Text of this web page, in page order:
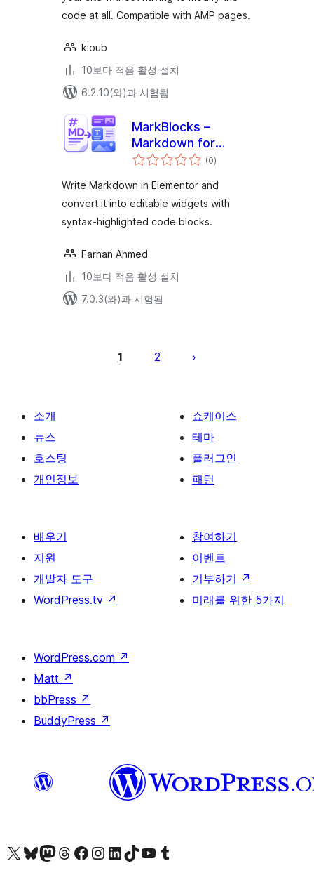
code at all. Compatible with AMP pages.
kioub
10보다 적음 활성 설치
6.2.10(와)과 시험됨
MarkBlocks –
Markdown for
Elementor
(0전
체
점
)
Write Markdown in Elementor and
convert it into editable widgets with
syntax-highlighted code blocks.
Farhan Ahmed
10보다 적음 활성 설치
7.0.3(와)과 시험됨
1 2
소개
뉴스
호스팅
개인정보
쇼케이스
테마
플러그인
패턴
배우기
지원
개발자 도구
WordPress.tv ↗
참여하기
이벤트
기부하기 ↗
미래를 위한 5가지
WordPress.com ↗
Matt ↗
bbPress ↗
BuddyPress ↗
X(이전 트위터) 계정 방문하기블루스카이 계정 방문하기마스토돈 계정 방문하기스레드 계정 방문하기 페이스북 페이지 방문하기인스타그램 계정 방문하기 LinkedIn 계정 방문하기틱톡 계정 방문하기유튜브 채널 방문하기 텀블러 계정 방문하기